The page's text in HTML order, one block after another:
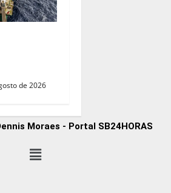
de 2026
Moraes - Portal SB24HORAS